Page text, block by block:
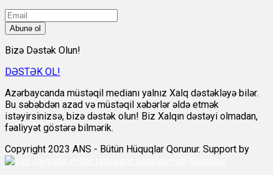
Abunə ol
Bizə Dəstək Olun!
DƏSTƏK OL!
Azərbaycanda müstəqil medianı yalnız Xalq dəstəkləyə bilər.
Bu səbəbdən azad və müstəqil xəbərlər əldə etmək
istəyirsinizsə, bizə dəstək olun! Biz Xalqın dəstəyi olmadan,
fəaliyyət göstərə bilmərik.
Copyright 2023 ANS - Bütün Hüquqlar Qorunur. Support by